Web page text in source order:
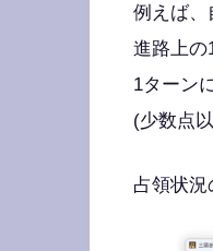
例えば、
進路上の
1ターン
(少数点
占領状況